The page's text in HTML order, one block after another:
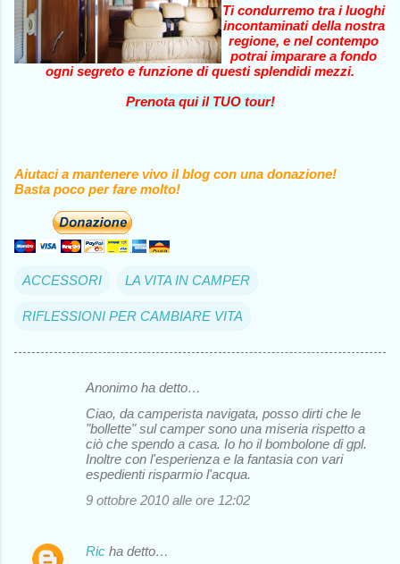
Ti condurremo tra i luoghi
incontaminati della nostra
regione, e nel contempo
potrai imparare a fondo
ogni segreto e funzione di questi splendidi mezzi.
Prenota qui il TUO tour!
Aiutaci a mantenere vivo il blog con una donazione!
Basta poco per fare molto!
ACCESSORI LA VITA IN CAMPER
RIFLESSIONI PER CAMBIARE VITA
t
Anonimo ha detto…
Ciao, da camperista navigata, posso dirti che le
"bollette" sul camper sono una miseria rispetto a
ciò che spendo a casa. Io ho il bombolone di gpl.
Inoltre con l'esperienza e la fantasia con vari
espedienti risparmio l'acqua.
9 ottobre 2010 alle ore 12:02
Ric ha detto…